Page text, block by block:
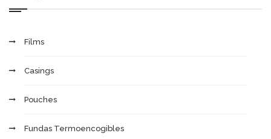
Films
Casings
Pouches
Fundas Termoencogibles